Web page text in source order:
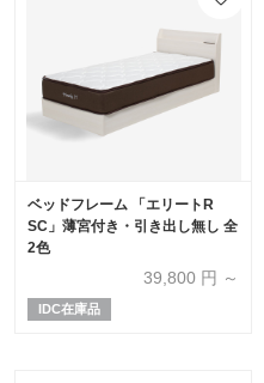
ベッドフレーム 「エリートR
SC」薄宮付き・引き出し無し 全
2色
39,800 円 ～
IDC在庫品